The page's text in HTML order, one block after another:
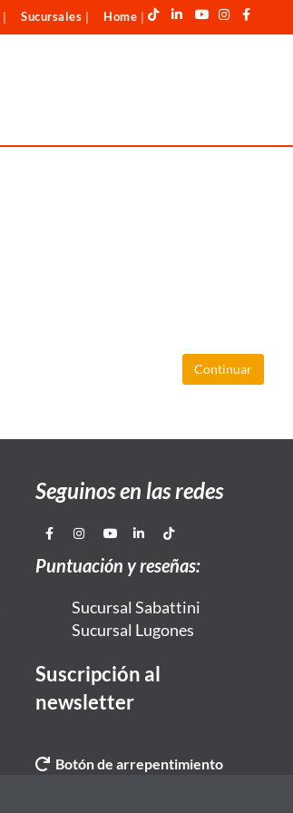
Sucursales Home
Continuar
Seguinos en las redes
Puntuación y reseñas:
Sucursal Sabattini
Sucursal Lugones
Suscripción al
newsletter
Botón de arrepentimiento